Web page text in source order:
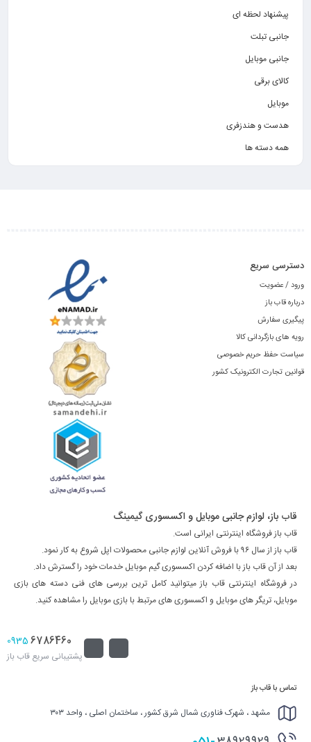
پیشنهاد لحظه ای
جانبی تبلت
جانبی موبایل
کالای برقی
موبایل
هدست و هندزفری
همه دسته ها
دسترسی سریع
ورود / عضویت
درباره قاب باز
پیگیری سفارش
رویه های بازگردانی کالا
سیاست حفظ حریم خصوصی
قوانین تجارت الکترونیک کشور
قاب باز، لوازم جانبی موبایل و اکسسوری گیمینگ
قاب باز فروشگاه اینترنتی ایرانی است.
قاب باز از سال ۹۶ با فروش آنلاین لوازم جانبی محصولات اپل شروع به کار نمود.
بعد از آن قاب باز با اضافه کردن اکسسوری گیم موبایل خدمات خود را گسترش داد.
در فروشگاه اینترنتی قاب باز میتوانید کامل ترین بررسی های فنی دسته های بازی
موبایل، تریگر های موبایل و اکسسوری های مرتبط با بازی موبایل را مشاهده کنید.
6786460
0935
پشتیبانی سریع قاب باز
تماس با قاب باز
مشهد ، شهرک فناوری شمال شرق کشور ، ساختمان اصلی ، واحد ۳۰۳